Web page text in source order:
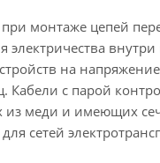
монтаже цепей
электричества
на
Кабели с парой
меди и имеющих
сетей